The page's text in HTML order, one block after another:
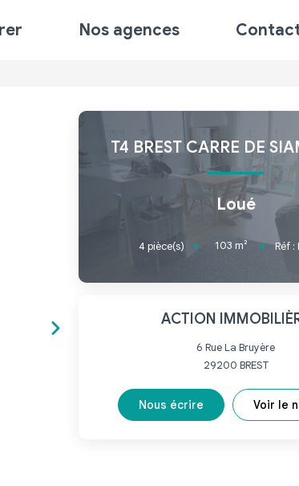
Nos agences
T4 BREST CARRE DE
Loué
4pièce(s) 103m² Réf :
ACTION
6 Rue La Bruyère
29200 BREST
Nous écrire Voir le